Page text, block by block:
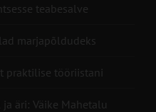
teabesalve
marjapõldudeks
praktilise tööriistani
äri: Väike Mahetalu